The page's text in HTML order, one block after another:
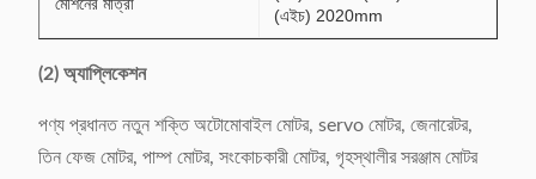
(এইচ) 2020mm
(2) অ্যাপ্লিকেশন
পণ্য প্রধানত নতুন শক্তি অটোমোবাইল মোটর, servo মোটর, জেনারেটর,
তিন ফেজ মোটর, পাম্প মোটর, সংকোচকারী মোটর, গৃহস্থালীর সরঞ্জাম মোটর